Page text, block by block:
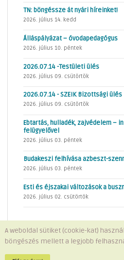
TN: böngéssze át nyári híreinket!
2026. július 14. kedd
Álláspályázat – óvodapedagógus
2026. július 10. péntek
2026.07.14 -Testületi ülés
2026. július 09. csütörtök
2026.07.14 - SZEIK Bizottsági ülés
2026. július 09. csütörtök
Ebtartás, hulladék, zajvédelem –
felügyelővel
2026. július 03. péntek
Budakeszi felhívása azbeszt-
2026. július 03. péntek
Esti és éjszakai változások a
2026. július 02. csütörtök
Minden jog fenntartva © 2026
A weboldal sütiket (cookie-kat)
böngészés mellett a legjobb